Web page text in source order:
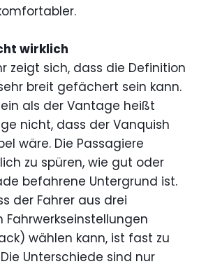
wirklich
zeigt sich, dass die Definition
breit gefächert sein kann.
als der Vantage heißt
nicht, dass der Vanquish
wäre. Die Passagiere
zu spüren, wie gut oder
befahrene Untergrund ist.
der Fahrer aus drei
wählen kann, ist fast zu
Unterschiede sind nur